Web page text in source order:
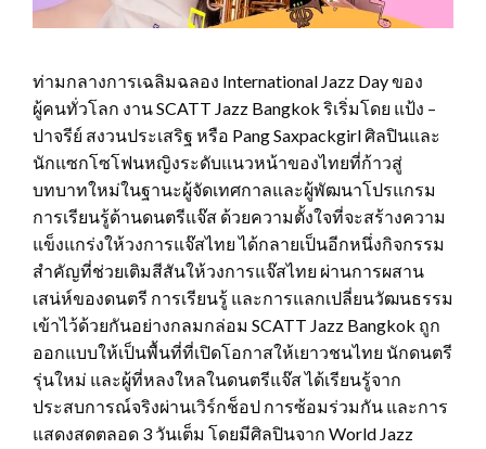
ท่ามกลางการเฉลิมฉลอง International Jazz Day ของ
ผู้คนทั่วโลก งาน SCATT Jazz Bangkok ริเริ่มโดย แป้ง –
ปาจรีย์ สงวนประเสริฐ หรือ Pang Saxpackgirl ศิลปินและ
นักแซกโซโฟนหญิงระดับแนวหน้าของไทยที่ก้าวสู่
บทบาทใหม่ในฐานะผู้จัดเทศกาลและผู้พัฒนาโปรแกรม
การเรียนรู้ด้านดนตรีแจ๊ส ด้วยความตั้งใจที่จะสร้างความ
แข็งแกร่งให้วงการแจ๊สไทย ได้กลายเป็นอีกหนึ่งกิจกรรม
สำคัญที่ช่วยเติมสีสันให้วงการแจ๊สไทย ผ่านการผสาน
เสน่ห์ของดนตรี การเรียนรู้ และการแลกเปลี่ยนวัฒนธรรม
เข้าไว้ด้วยกันอย่างกลมกล่อม SCATT Jazz Bangkok ถูก
ออกแบบให้เป็นพื้นที่ที่เปิดโอกาสให้เยาวชนไทย นักดนตรี
รุ่นใหม่ และผู้ที่หลงใหลในดนตรีแจ๊ส ได้เรียนรู้จาก
ประสบการณ์จริงผ่านเวิร์กช็อป การซ้อมร่วมกัน และการ
แสดงสดตลอด 3 วันเต็ม โดยมีศิลปินจาก World Jazz